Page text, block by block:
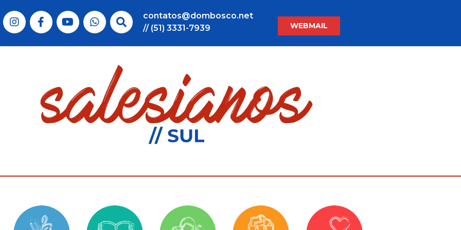
contatos@dombosco.net
// (51) 3331-7939
WEBMAIL